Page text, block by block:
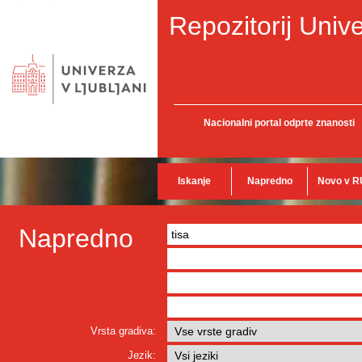
Repozitorij
Nacionalni portal odprte znanosti
Iskanje Napredno Novo v
Napredno
Vrsta gradiva:
Jezik: